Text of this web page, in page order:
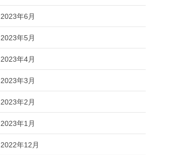
2023年6月
2023年5月
2023年4月
2023年3月
2023年2月
2023年1月
2022年12月